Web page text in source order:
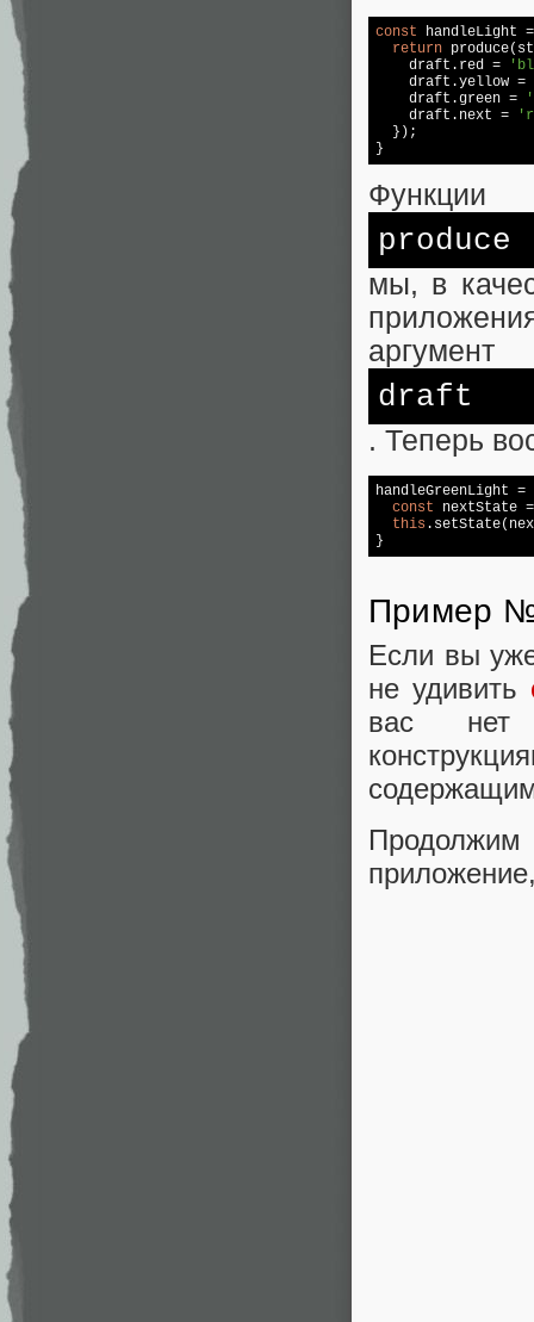
const handleLight
return
draft.red =
draft.yellow =
draft.green =
draft.next =
});
}
Функции
produce
мы, в
аргумент
draft
. Теперь
handleGreenLight
const nextState
this
}
Пример
Если вы
не удивить
вас нет